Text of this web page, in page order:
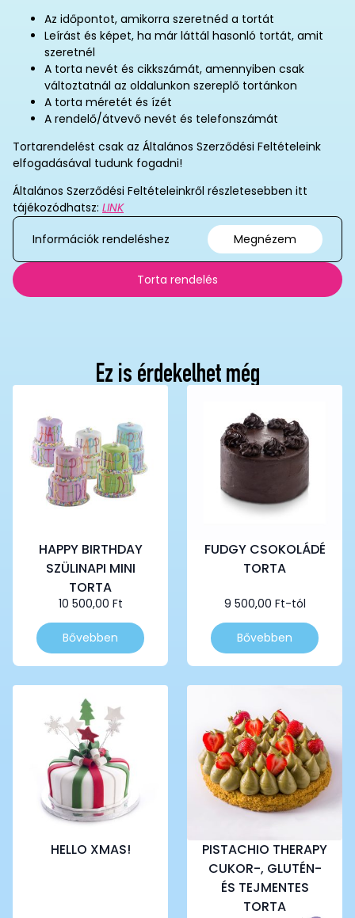
Az időpontot, amikorra szeretnéd a tortát
Leírást és képet, ha már láttál hasonló tortát, amit
szeretnél
A torta nevét és cikkszámát, amennyiben csak
változtatnál az oldalunkon szereplő tortánkon
A torta méretét és ízét
A rendelő/átvevő nevét és telefonszámát
Tortarendelést csak az Általános Szerződési Feltételeink
elfogadásával tudunk fogadni!
Általános Szerződési Feltételeinkről részletesebben itt
tájékozódhatsz: LINK
Információk rendeléshez
Megnézem
Torta rendelés
Ez is érdekelhet még
HAPPY BIRTHDAY
SZÜLINAPI MINI
TORTA
10 500,00 Ft
Bővebben
Ennek
a
terméknek
variációja
van.
változatok
termékoldalon
választhatók
ki
FUDGY CSOKOLÁDÉ
TORTA
9 500,00 Ft-tól
Bővebben
Ennek
a
terméknek
van.
A
változatok
a
termékoldalon
választhatók
HELLO XMAS!
PISTACHIO THERAPY
CUKOR-, GLUTÉN-
ÉS TEJMENTES
TORTA